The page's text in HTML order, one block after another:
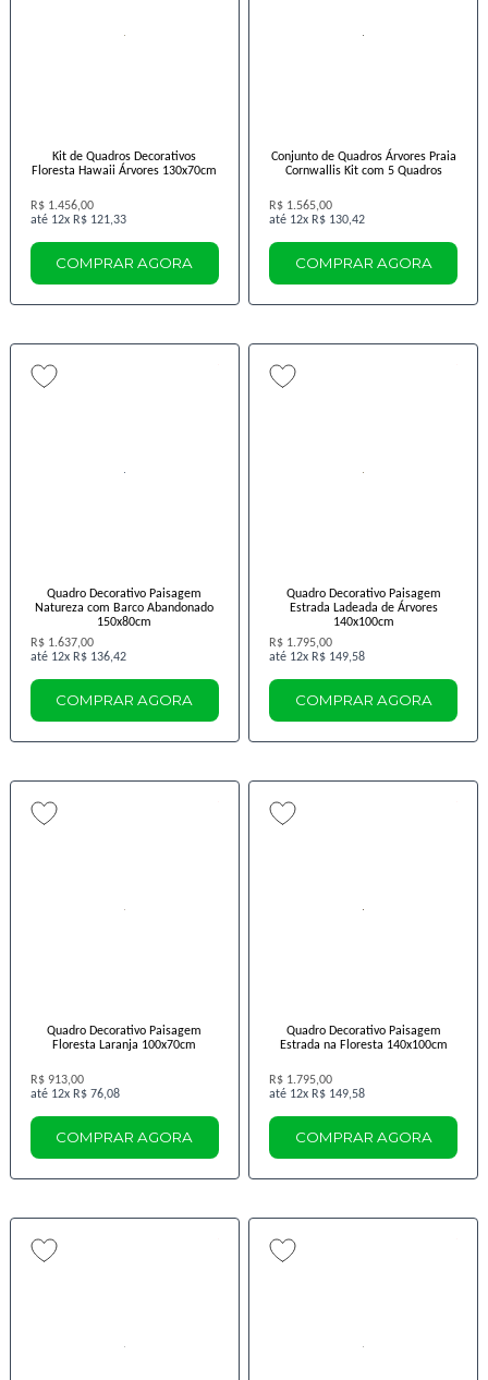
Kit de Quadros Decorativos
Floresta Hawaii Árvores 130x70cm
R$ 1.456,00
12x R$ 121,33
COMPRAR AGORA
Conjunto de Quadros Árvores Praia
Cornwallis Kit com 5 Quadros
R$ 1.565,00
12x R$ 130,42
COMPRAR AGORA
Quadro Decorativo Paisagem
Natureza com Barco Abandonado
150x80cm
R$ 1.637,00
12x R$ 136,42
COMPRAR AGORA
Quadro Decorativo Paisagem
Estrada Ladeada de Árvores
140x100cm
R$ 1.795,00
12x R$ 149,58
COMPRAR AGORA
Quadro Decorativo Paisagem
Floresta Laranja 100x70cm
R$ 913,00
12x R$ 76,08
COMPRAR AGORA
Quadro Decorativo Paisagem
Estrada na Floresta 140x100cm
R$ 1.795,00
12x R$ 149,58
COMPRAR AGORA